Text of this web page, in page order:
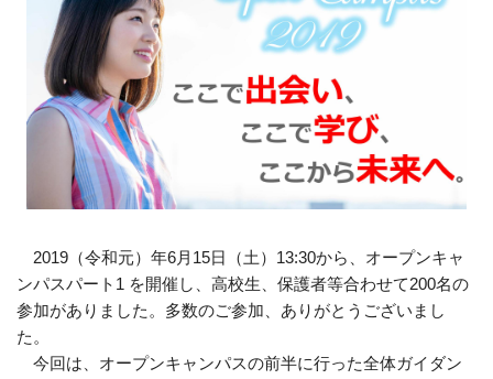
2019（令和元）年6月15日（土）13:30から、オープンキャ
ンパスパート1 を開催し、高校生、保護者等合わせて200名の
参加がありました。多数のご参加、ありがとうございまし
た。
今回は、オープンキャンパスの前半に行った全体ガイダン